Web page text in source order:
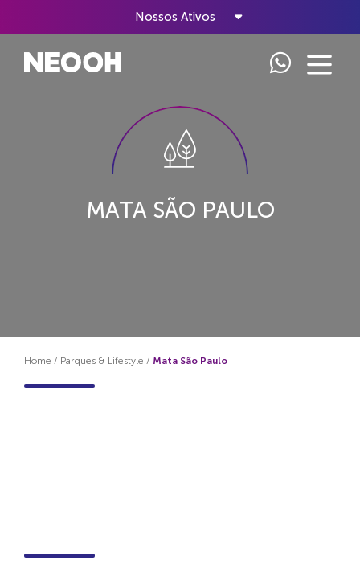
Nossos Ativos
MATA SÃO PAULO
Home / Parques & Lifestyle / Mata São Paulo